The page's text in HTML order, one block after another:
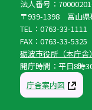
法人番号：
〒939-1398 富山県
TEL：0763-33-1111
FAX：0763-33-5325
砺波市役所（本庁舎
開庁時間：平日8時
庁舎案内図